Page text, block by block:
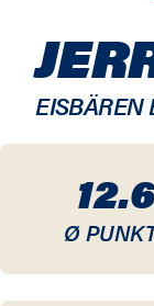
Ø
EISBÄREN